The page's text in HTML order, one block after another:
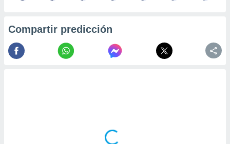
Compartir predicción